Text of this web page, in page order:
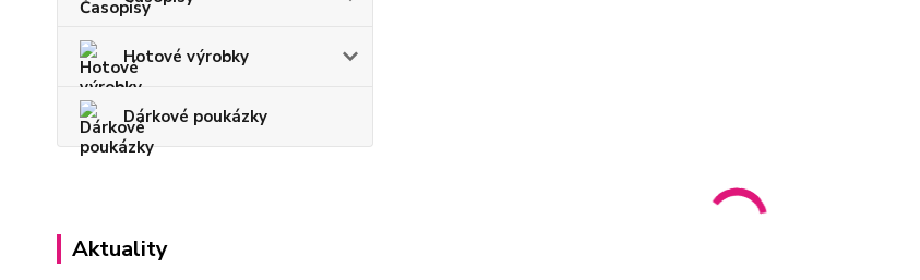
Hotové výrobky
Dárkové poukázky
Aktuality